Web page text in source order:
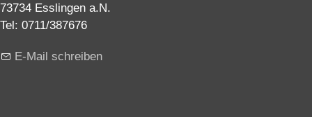
73734 Esslingen a.N.
Tel: 0711/387676
E-Mail schreiben